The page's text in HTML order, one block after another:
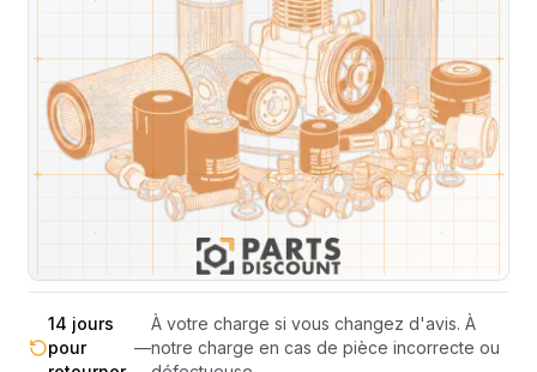
sous 48-
72h
—
Sous réserve de disponibilité des stocks.
Livraison estimée 24h/48h par les
transporteurs.
France
métropolitaine
Livraison exclusivement en France
métropolitaine (hors Corse et DOM-
TOM).
totale
Pas de surprise : le coût exact est
calculé selon le poids et le volume de
votre commande avant paiement.
14 jours
pour
—
À votre charge si vous changez d'avis. À
notre charge en cas de pièce incorrecte ou